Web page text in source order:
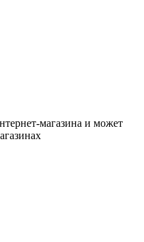
магазина и может